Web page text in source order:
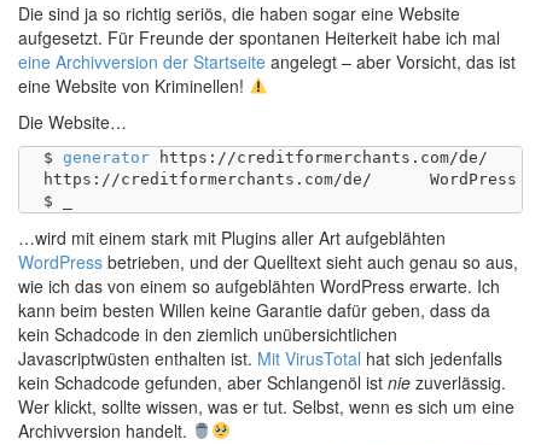
Die sind ja so richtig seriös, die haben sogar eine Website
aufgesetzt. Für Freunde der spontanen Heiterkeit habe ich mal
eine Archivversion der Startseite angelegt – aber Vorsicht, das ist
eine Website von Kriminellen!
Die Website…
$ generator https://creditformerchants.com/de/
https://creditformerchants.com/de/	WordPress 6.6.1
…wird mit einem stark mit Plugins aller Art aufgeblähten
WordPress betrieben, und der Quelltext sieht auch genau so aus,
wie ich das von einem so aufgeblähten WordPress erwarte. Ich
kann beim besten Willen keine Garantie dafür geben, dass da
kein Schadcode in den ziemlich unübersichtlichen
Javascriptwüsten enthalten ist. Mit VirusTotal hat sich jedenfalls
kein Schadcode gefunden, aber Schlangenöl ist nie zuverlässig.
Wer klickt, sollte wissen, was er tut. Selbst, wenn es sich um eine
Archivversion handelt.